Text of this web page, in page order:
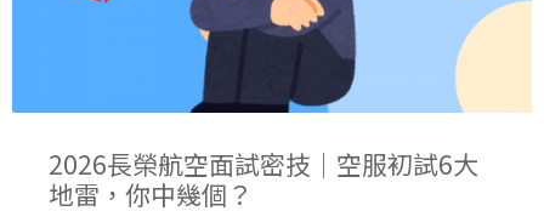
2026長榮航空面試密技｜空服初試6大
地雷，你中幾個？